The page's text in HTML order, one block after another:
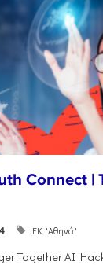
Connect |
ΕΚ "Αθηνά"
Together AI